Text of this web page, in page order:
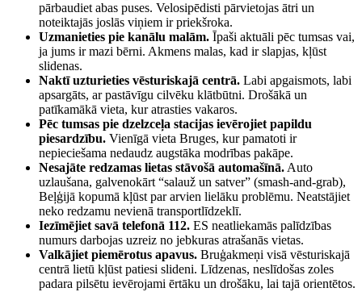
pārbaudiet abas puses. Velosipēdisti pārvietojas ātri un
noteiktajās joslās viņiem ir priekšroka.
Uzmanieties pie kanālu malām. Īpaši aktuāli pēc tumsas vai,
ja jums ir mazi bērni. Akmens malas, kad ir slapjas, kļūst
slidenas.
Naktī uzturieties vēsturiskajā centrā. Labi apgaismots, labi
apsargāts, ar pastāvīgu cilvēku klātbūtni. Drošākā un
patīkamākā vieta, kur atrasties vakaros.
Pēc tumsas pie dzelzceļa stacijas ievērojiet papildu
piesardzību. Vienīgā vieta Bruges, kur pamatoti ir
nepieciešama nedaudz augstāka modrības pakāpe.
Nesajāte redzamas lietas stāvošā automašīnā. Auto
uzlaušana, galvenokārt “salauž un satver” (smash-and-grab),
Beļģijā kopumā kļūst par arvien lielāku problēmu. Neatstājiet
neko redzamu nevienā transportlīdzeklī.
Iezīmējiet savā telefonā 112. ES neatliekamās palīdzības
numurs darbojas uzreiz no jebkuras atrašanās vietas.
Valkājiet piemērotus apavus. Bruģakmeņi visā vēsturiskajā
centrā lietū kļūst patiesi slideni. Līdzenas, neslīdošas zoles
padara pilsētu ievērojami ērtāku un drošāku, lai tajā orientētos.